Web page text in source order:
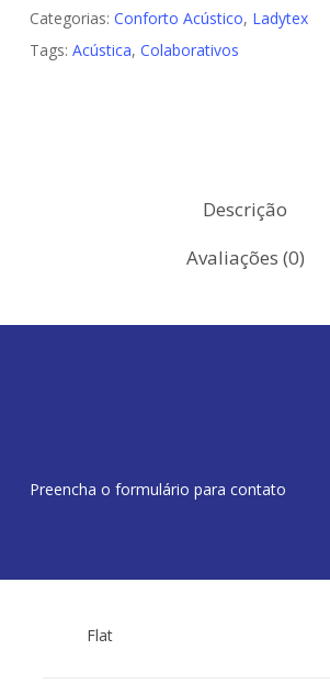
Categorias: Conforto Acústico, Ladytex
Tags: Acústica, Colaborativos
Descrição
Avaliações (0)
Preencha o formulário para contato
Flat